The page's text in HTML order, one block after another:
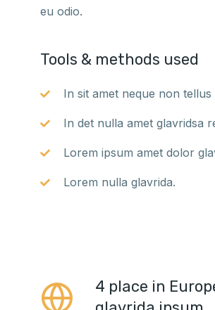
eu odio.
Tools & methods used
In sit amet neque non
In det nulla amet glavridsa
Lorem ipsum amet dolor
Lorem nulla glavrida.
4 place in